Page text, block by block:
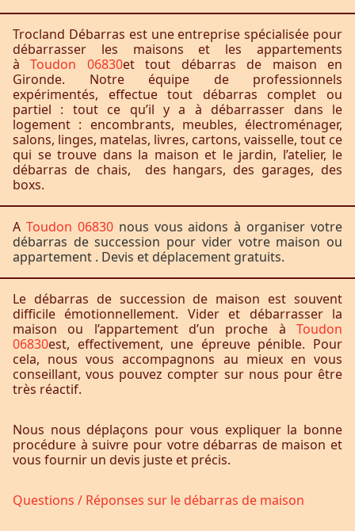
Trocland Débarras est une entreprise spécialisée pour
débarrasser les maisons et les appartements
àToudon 06830et tout débarras de maison en
Gironde. Notre équipe de professionnels
expérimentés, effectue tout débarras complet ou
partiel : tout ce qu’il y a à débarrasser dans le
logement : encombrants, meubles, électroménager,
salons, linges, matelas, livres, cartons, vaisselle, tout ce
qui se trouve dans la maison et le jardin, l’atelier, le
débarras de chais, des hangars, des garages, des
boxs.
A Toudon 06830 nous vous aidons à organiser votre
débarras de succession pour vider votre maison ou
appartement . Devis et déplacement gratuits.
Le débarras de succession de maison est souvent
difficile émotionnellement. Vider et débarrasser la
maison ou l’appartement d’un proche à Toudon
06830est, effectivement, une épreuve pénible. Pour
cela, nous vous accompagnons au mieux en vous
conseillant, vous pouvez compter sur nous pour être
très réactif.
Nous nous déplaçons pour vous expliquer la bonne
procédure à suivre pour votre débarras de maison et
vous fournir un devis juste et précis.
Questions / Réponses sur le débarras de maison